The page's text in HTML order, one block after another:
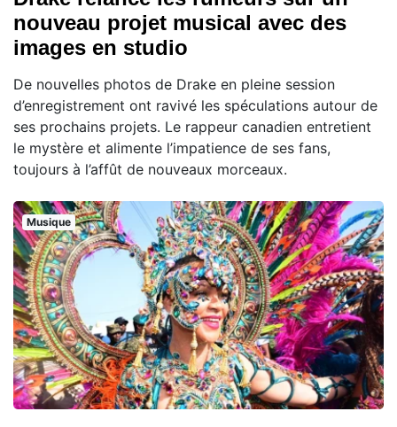
nouveau projet musical avec des
images en studio
De nouvelles photos de Drake en pleine session
d’enregistrement ont ravivé les spéculations autour de
ses prochains projets. Le rappeur canadien entretient
le mystère et alimente l’impatience de ses fans,
toujours à l’affût de nouveaux morceaux.
Musique